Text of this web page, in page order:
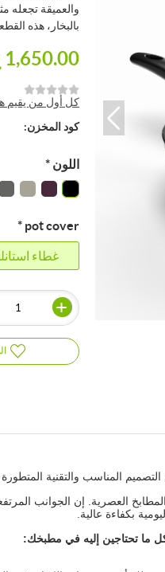
والعميقة تجعله
بالبخار، هذه
1,650.00 ج.م.‏
كل أول من يقيم
كود المخزن:
اللون *
pot cover
*
غطاء
+
العصرية. إن الجوانب
بكفاءة عالية.
ما تحتاجين إليه في مطبخك: